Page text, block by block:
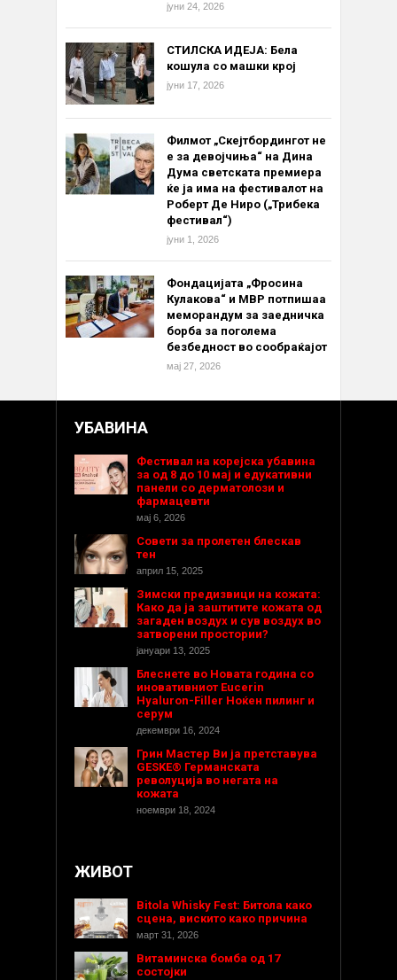
јуни 24, 2026
СТИЛСКА ИДЕЈА: Бела
кошула со машки крој
јуни 17, 2026
Филмот „Скејтбордингот не
е за девојчиња“ на Дина
Дума светската премиера
ќе ја има на фестивалот на
Роберт Де Ниро („Трибека
фестивал“)
јуни 1, 2026
Фондацијата „Фросина
Кулакова“ и МВР потпишаа
меморандум за заедничка
борба за поголема
безбедност во сообраќајот
мај 27, 2026
УБАВИНА
Фестивал на корејска убавина
за од 8 до 10 мај и едукативни
панели со дерматолози и
фармацевти
мај 6, 2026
Совети за пролетен блескав
тен
април 15, 2025
Зимски предизвици на кожата:
Како да ја заштитите кожата од
загаден воздух и сув воздух во
затворени простории?
јануари 13, 2025
Блеснете во Новата година со
иновативниот Eucerin
Hyaluron-Filler Ноќен пилинг и
серум
декември 16, 2024
Грин Мастер Ви ја претставува
GESKE® Германската
револуција во негата на
кожата
ноември 18, 2024
ЖИВОТ
Bitola Whisky Fest: Битола како
сцена, вискито како причина
март 31, 2026
Витаминска бомба од 17
состојки